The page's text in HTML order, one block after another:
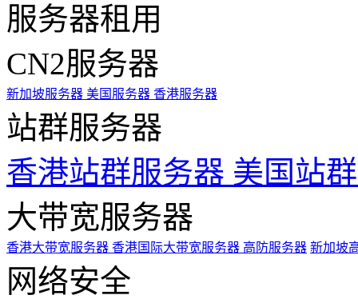
服务器租用
CN2服务器
新加坡服务器 美国服务器 香港服务器
站群服务器
香港站群服务器 美国站
大带宽服务器
香港大带宽服务器 香港国际大带宽服务器 高防服务器 新加坡
网络安全